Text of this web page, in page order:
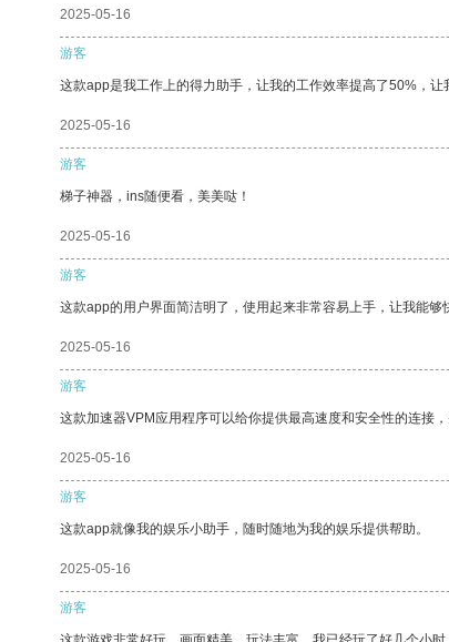
2025-05-16
游客
这款app是我工作上的得力助手，让我的工作效率提高了50%，让
2025-05-16
游客
梯子神器，ins随便看，美美哒！
2025-05-16
游客
这款app的用户界面简洁明了，使用起来非常容易上手，让我能
2025-05-16
游客
这款加速器VPM应用程序可以给你提供最高速度和安全性的连接，
2025-05-16
游客
这款app就像我的娱乐小助手，随时随地为我的娱乐提供帮助。
2025-05-16
游客